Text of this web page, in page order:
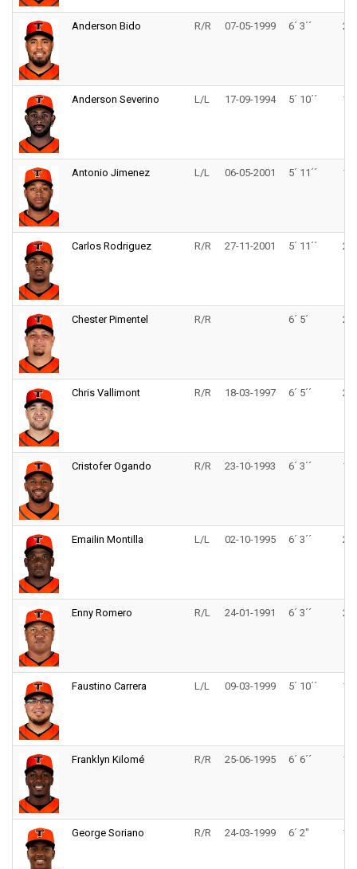
Anderson Bido R/R 07-05-1999 6´ 3´´
Anderson Severino L/L 17-09-1994 5´ 10´´
Antonio Jimenez L/L 06-05-2001 5´ 11´´
Carlos Rodriguez R/R 27-11-2001 5´ 11´´
Chester Pimentel R/R 6´ 5´
Chris Vallimont R/R 18-03-1997 6´ 5´´
Cristofer Ogando R/R 23-10-1993 6´ 3´´
Emailin Montilla L/L 02-10-1995 6´ 3´´
Enny Romero R/L 24-01-1991 6´ 3´´
Faustino Carrera L/L 09-03-1999 5´ 10´´
Franklyn Kilomé R/R 25-06-1995 6´ 6´´
George Soriano R/R 24-03-1999 6´ 2"